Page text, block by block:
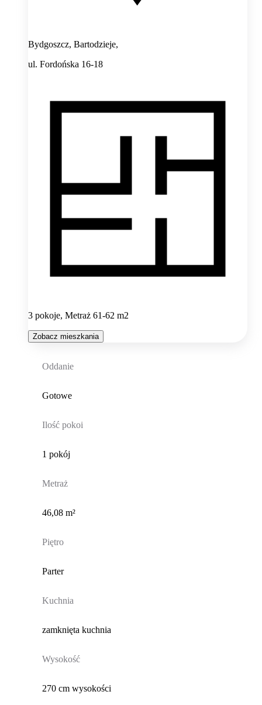
Bydgoszcz, Bartodzieje,
ul. Fordońska 16-18
3 pokoje, Metraż 61-62 m2
Zobacz mieszkania
Oddanie
Gotowe
Ilość pokoi
1 pokój
Metraż
46,08 m²
Piętro
Parter
Kuchnia
zamknięta kuchnia
Wysokość
270 cm wysokości